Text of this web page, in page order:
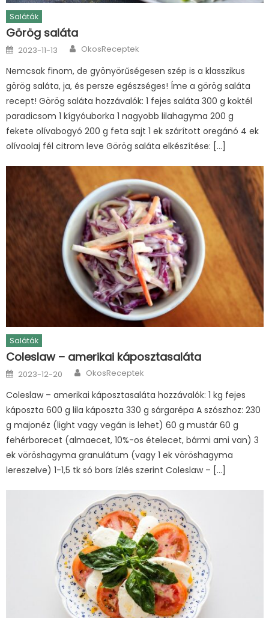
Saláták
Görög saláta
Posted
on
2023-11-13 Author
OkosReceptek
Nemcsak finom, de gyönyörűségesen szép is a klasszikus
görög saláta, ja, és persze egészséges! Íme a görög saláta
recept! Görög saláta hozzávalók: 1 fejes saláta 300 g koktél
paradicsom 1 kígyóuborka 1 nagyobb lilahagyma 200 g
fekete olívabogyó 200 g feta sajt 1 ek szárított oregánó 4 ek
olívaolaj fél citrom leve Görög saláta elkészítése: […]
Saláták
Coleslaw – amerikai káposztasaláta
Posted
on
2023-12-20 Author
OkosReceptek
Coleslaw – amerikai káposztasaláta hozzávalók: 1 kg fejes
káposzta 600 g lila káposzta 330 g sárgarépa A szószhoz: 230
g majonéz (light vagy vegán is lehet) 60 g mustár 60 g
fehérborecet (almaecet, 10%-os ételecet, bármi ami van) 3
ek vöröshagyma granulátum (vagy 1 ek vöröshagyma
lereszelve) 1-1,5 tk só bors ízlés szerint Coleslaw – […]